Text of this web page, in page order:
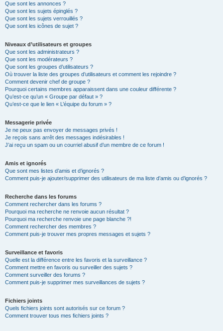
Que sont les annonces ?
Que sont les sujets épinglés ?
Que sont les sujets verrouillés ?
Que sont les icônes de sujet ?
Niveaux d’utilisateurs et groupes
Que sont les administrateurs ?
Que sont les modérateurs ?
Que sont les groupes d’utilisateurs ?
Où trouver la liste des groupes d’utilisateurs et comment les rejoindre ?
Comment devenir chef de groupe ?
Pourquoi certains membres apparaissent dans une couleur différente ?
Qu’est-ce qu’un « Groupe par défaut » ?
Qu’est-ce que le lien « L’équipe du forum » ?
Messagerie privée
Je ne peux pas envoyer de messages privés !
Je reçois sans arrêt des messages indésirables !
J’ai reçu un spam ou un courriel abusif d’un membre de ce forum !
Amis et ignorés
Que sont mes listes d’amis et d’ignorés ?
Comment puis-je ajouter/supprimer des utilisateurs de ma liste d’amis ou d’ignorés ?
Recherche dans les forums
Comment rechercher dans les forums ?
Pourquoi ma recherche ne renvoie aucun résultat ?
Pourquoi ma recherche renvoie une page blanche ?!
Comment rechercher des membres ?
Comment puis-je trouver mes propres messages et sujets ?
Surveillance et favoris
Quelle est la différence entre les favoris et la surveillance ?
Comment mettre en favoris ou surveiller des sujets ?
Comment surveiller des forums ?
Comment puis-je supprimer mes surveillances de sujets ?
Fichiers joints
Quels fichiers joints sont autorisés sur ce forum ?
Comment trouver tous mes fichiers joints ?